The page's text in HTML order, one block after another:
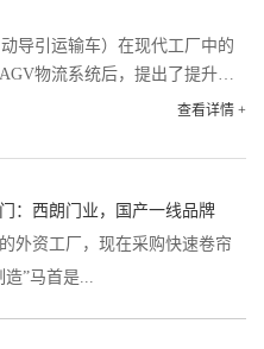
导引运输车）在现代工厂中的
物流系统后，提出了提升车
足这一要求，西朗门业为其提
查看详情 +
：西朗门业，国产一线品牌
资工厂，现在采购快速卷帘
造”马首是...